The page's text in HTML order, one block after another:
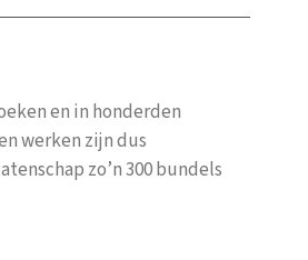
en in honderden
werken zijn dus
zo’n 300 bundels